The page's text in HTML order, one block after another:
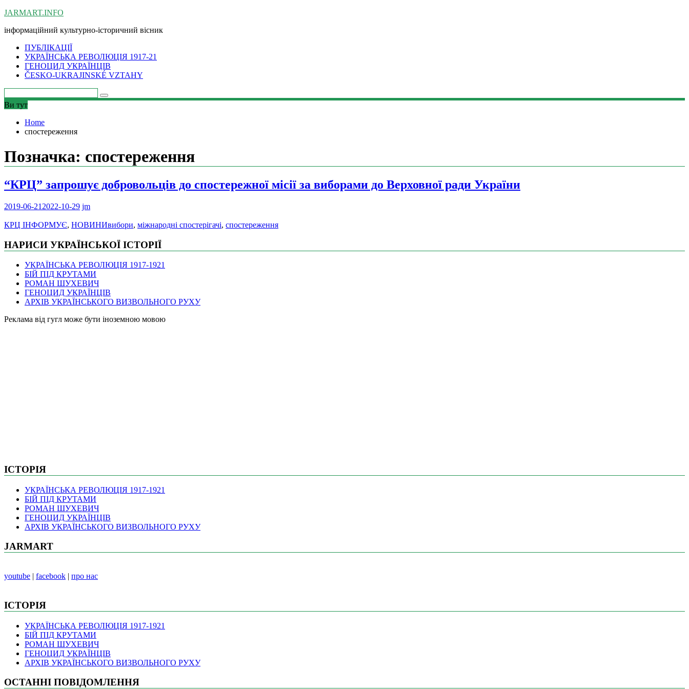
Skip
content
JARMART.INFO
інформаційний культурно-історичний вісник
ПУБЛІКАЦІЇ
УКРАЇНСЬКА РЕВОЛЮЦІЯ 1917-21
ГЕНОЦИД УКРАЇНЦІВ
ČESKO-UKRAJINSKÉ VZTAHY
Ви тут
Home
спостереження
Позначка: спостереження
“КРЦ” запрошує добровольців до спостережної місії за виборами до Верховної ради України
2019-06-21 2022-10-29 jm
КРЦ ІНФОРМУЄ, НОВИНИвибори, міжнародні спостерігачі, спостереження
НАРИСИ УКРАЇНСЬКОЇ ІСТОРІЇ
УКРАЇНСЬКА РЕВОЛЮЦІЯ 1917-1921
БІЙ ПІД КРУТАМИ
РОМАН ШУХЕВИЧ
ГЕНОЦИД УКРАЇНЦІВ
АРХІВ УКРАЇНСЬКОГО ВИЗВОЛЬНОГО РУХУ
Pеклама від гугл може бути іноземною мовою
ІСТОРІЯ
УКРАЇНСЬКА РЕВОЛЮЦІЯ 1917-1921
БІЙ ПІД КРУТАМИ
РОМАН ШУХЕВИЧ
ГЕНОЦИД УКРАЇНЦІВ
АРХІВ УКРАЇНСЬКОГО ВИЗВОЛЬНОГО РУХУ
JARMART
youtube | facebook | про нас
ІСТОРІЯ
УКРАЇНСЬКА РЕВОЛЮЦІЯ 1917-1921
БІЙ ПІД КРУТАМИ
РОМАН ШУХЕВИЧ
ГЕНОЦИД УКРАЇНЦІВ
АРХІВ УКРАЇНСЬКОГО ВИЗВОЛЬНОГО РУХУ
ОСТАННІ ПОВІДОМЛЕННЯ